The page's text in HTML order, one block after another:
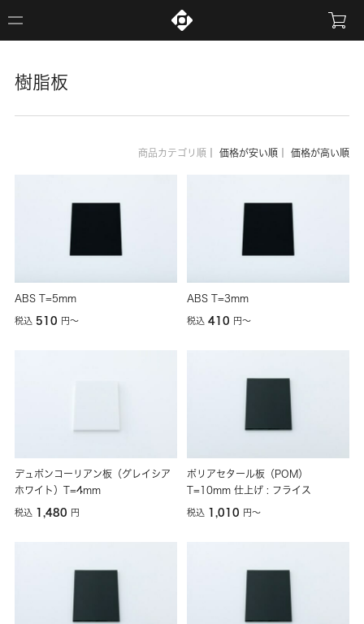
樹脂板
商品カテゴリ順 価格が安い順 価格が高い順
ABS T=5mm
税込510 円〜
ABS T=3mm
税込410 円〜
デュポンコーリアン板（グレイシア
ホワイト）T=4mm
税込 1,480 円
ポリアセタール板（POM）
T=10mm 仕上げ : フライス
税込 1,010 円〜